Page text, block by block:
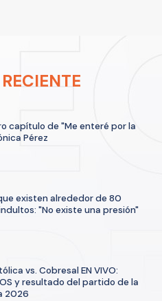
capítulo de "Me enteré por la
Pérez
existen alrededor de 80
"No existe una presión"
vs. Cobresal EN VIVO:
y resultado del partido de la
2026